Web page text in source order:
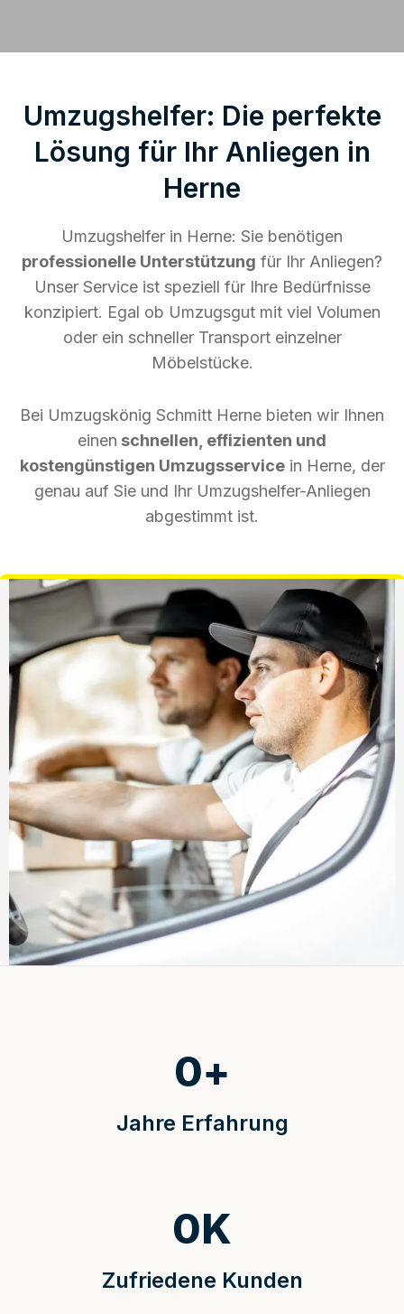
Umzugshelfer: Die perfekte
Lösung für Ihr Anliegen in
Herne
Umzugshelfer in Herne: Sie benötigen
professionelle Unterstützung für Ihr Anliegen?
Unser Service ist speziell für Ihre Bedürfnisse
konzipiert. Egal ob Umzugsgut mit viel Volumen
oder ein schneller Transport einzelner
Möbelstücke.
Bei Umzugskönig Schmitt Herne bieten wir Ihnen
einen schnellen, effizienten und
kostengünstigen Umzugsservicein Herne, der
genau auf Sie und Ihr Umzugshelfer-Anliegen
abgestimmt ist.
Jahre Erfahrung
0+
Zufriedene Kunden
0K